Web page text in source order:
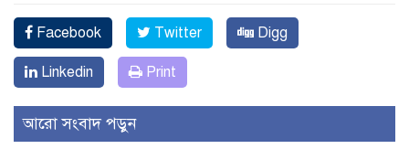
Facebook Twitter Digg
Linkedin Print
আরো সংবাদ পড়ুন